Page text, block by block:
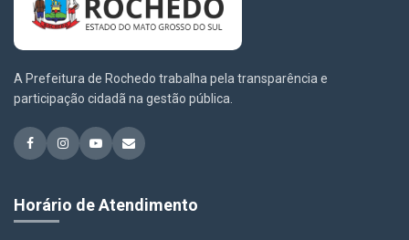
A Prefeitura de Rochedo trabalha pela transparência e
participação cidadã na gestão pública.
Horário de Atendimento